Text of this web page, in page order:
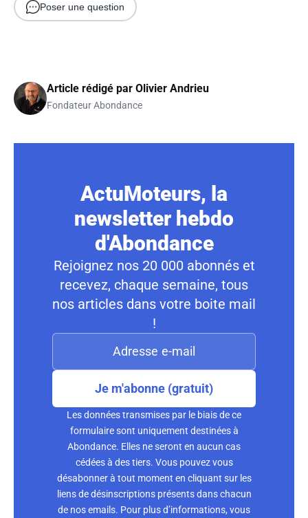
Poser une question
Article rédigé par Olivier Andrieu
Fondateur Abondance
ActuMoteurs, la
newsletter hebdo
d'Abondance
Rejoignez nos 20 000 abonnés et
recevez, chaque semaine, tous
nos articles dans votre boite mail
!
Je m'abonne (gratuit)
Les données transmises par le biais de ce
formulaire sont uniquement destinées à
Abondance. Elles ne seront en aucun cas
cédées à des tiers. Vous pouvez vous
désabonner à tout moment en cliquant sur les
liens de désinscriptions présents dans chacun
de nos emails. Pour plus d’informations, vous